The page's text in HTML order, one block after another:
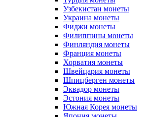
Узбекистан монеты
Украина монеты
Фиджи монеты
Филиппины монеты
Финляндия монеты
Франция монеты
Хорватия монеты
Швейцария монеты
Шпицберген монеты
Эквадор монеты
Эстония монеты
Южная Корея монеты